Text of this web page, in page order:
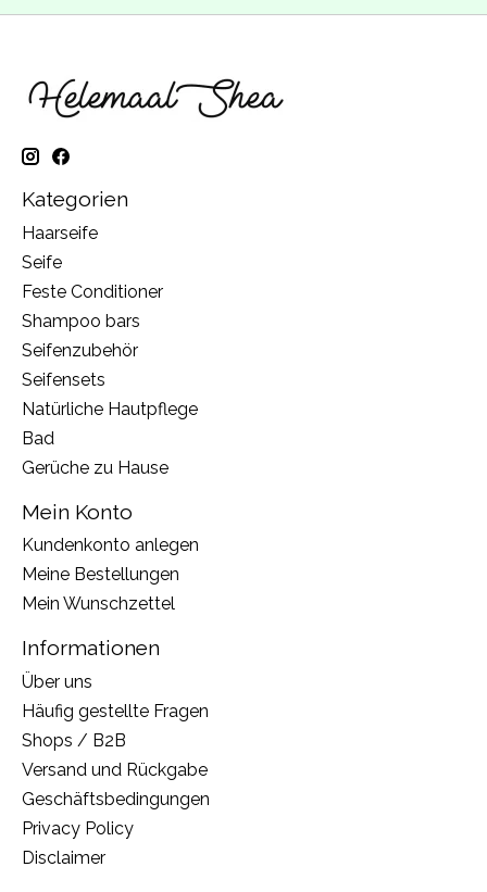
Kategorien
Haarseife
Seife
Feste Conditioner
Shampoo bars
Seifenzubehör
Seifensets
Natürliche Hautpflege
Bad
Gerüche zu Hause
Mein Konto
Kundenkonto anlegen
Meine Bestellungen
Mein Wunschzettel
Informationen
Über uns
Häufig gestellte Fragen
Shops / B2B
Versand und Rückgabe
Geschäftsbedingungen
Privacy Policy
Disclaimer